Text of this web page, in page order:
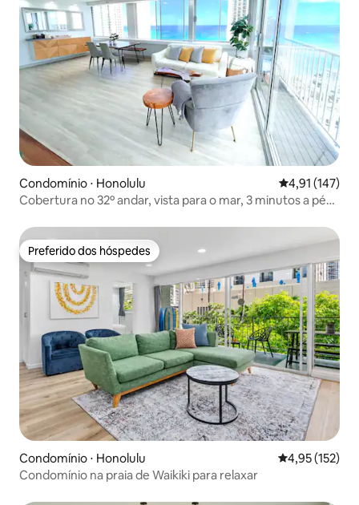
Condomínio ⋅ Honolulu 4,91 de uma
4,91 (147)
Cobertura no 32º andar, vista para o mar, 3 minutos a pé
Preferido dos hóspedes
Preferido dos hóspedes
Condomínio ⋅ Honolulu 4,95 de uma
4,95 (152)
Condomínio na praia de Waikiki para relaxar